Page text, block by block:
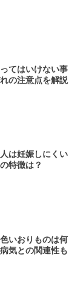
てはいけない事
の注意点を解説
は妊娠しにくい
特徴は？
いおりものは何
気との関連性も